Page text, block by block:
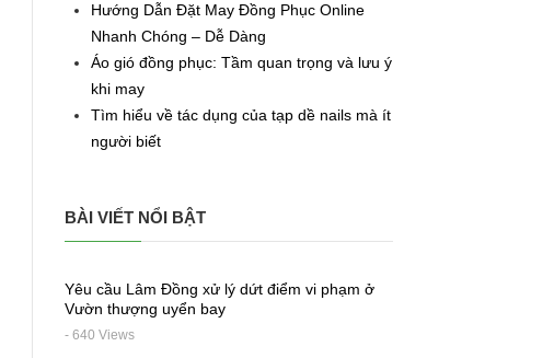
Hướng Dẫn Đặt May Đồng Phục Online
Nhanh Chóng – Dễ Dàng
Áo gió đồng phục: Tầm quan trọng và lưu ý
khi may
Tìm hiểu về tác dụng của tạp dề nails mà ít
người biết
BÀI VIẾT NỔI BẬT
Yêu cầu Lâm Đồng xử lý dứt điểm vi phạm ở
Vườn thượng uyển bay
- 640 Views